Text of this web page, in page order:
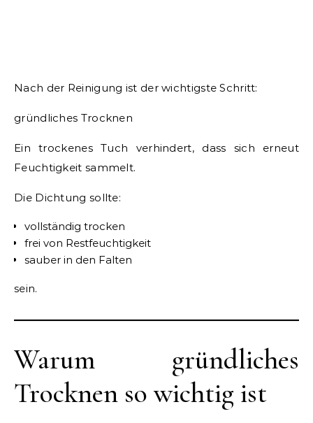
Nach der Reinigung ist der wichtigste Schritt:
gründliches Trocknen
Ein trockenes Tuch verhindert, dass sich erneut
Feuchtigkeit sammelt.
Die Dichtung sollte:
vollständig trocken
frei von Restfeuchtigkeit
sauber in den Falten
sein.
Warum gründliches
Trocknen so wichtig ist